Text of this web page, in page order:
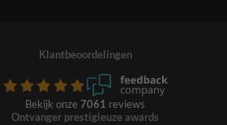
Klantbeoordelingen
Bekijk onze 7061 reviews
Ontvanger prestigieuze awards